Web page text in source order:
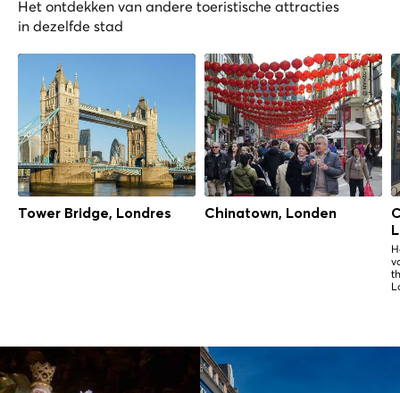
Het ontdekken van andere toeristische attracties
in dezelfde stad
Tower Bridge, Londres Chinatown, Londen